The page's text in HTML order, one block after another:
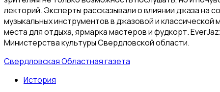
лекторий. Эксперты рассказывали о влиянии джаза на
музыкальных инструментов в джазовой и классической
места для отдыха, ярмарка мастеров и фудкорт.
Министерства культуры Свердловской области.
Свердловская Областная газета
История